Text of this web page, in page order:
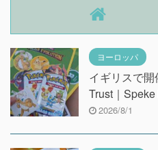
ヨーロッパ
イギリスで
Trust｜
2026/8/1